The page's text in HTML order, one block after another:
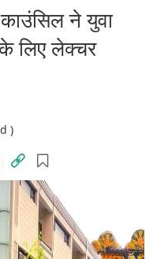
काउंसिल ने युवा
लिए लेक्चर
)